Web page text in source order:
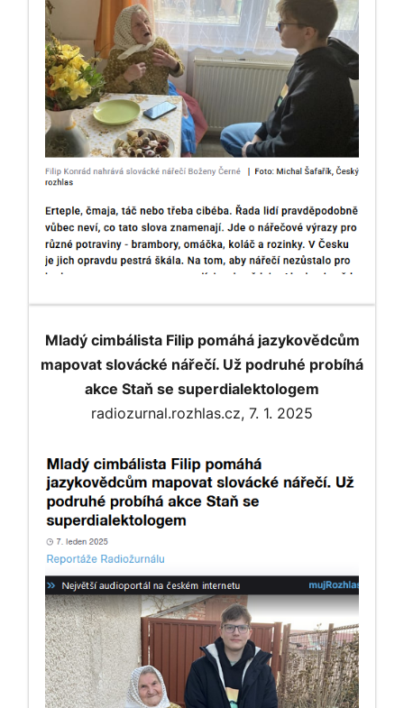
Mladý cimbálista Filip pomáhá jazykovědcům
mapovat slovácké nářečí. Už podruhé probíhá
akce Staň se superdialektologem
radiozurnal.rozhlas.cz, 7. 1. 2025